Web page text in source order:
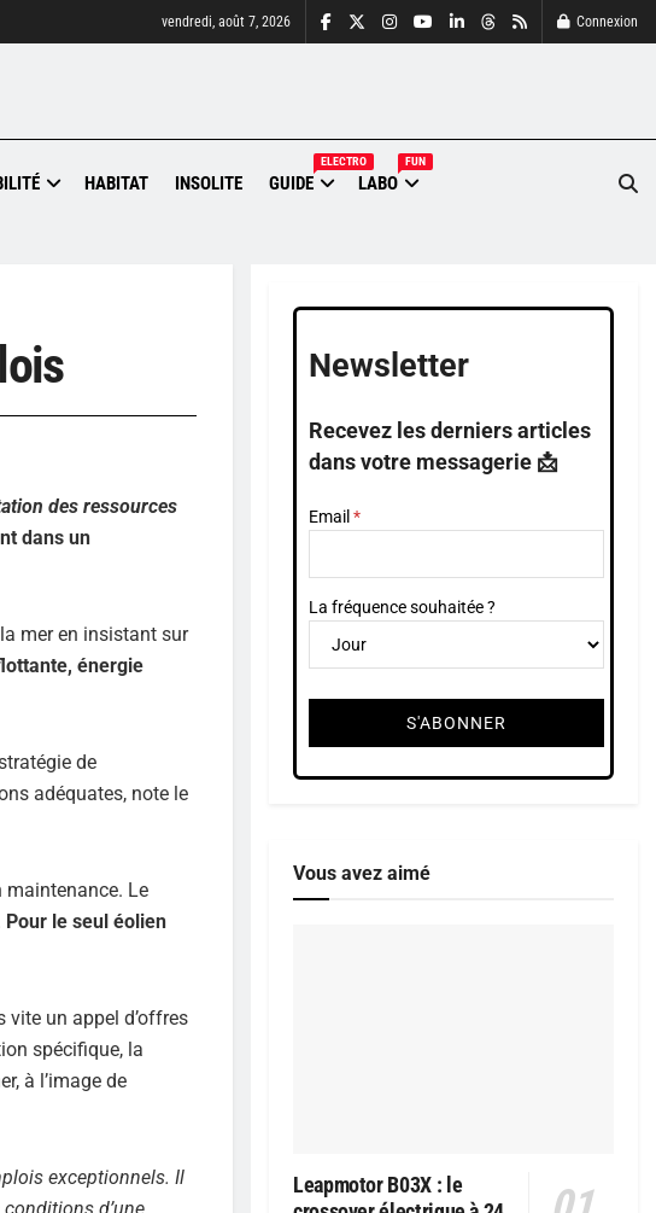
vendredi, août 7, 2026 Connexion
HABITAT INSOLITE GUIDE
ELECTRO
LABO
FUN
des ressources
dans un
mer en insistant sur
énergie
de
adéquates, note le
maintenance. Le
Pour le seul éolien
un appel d’offres
spécifique, la
à l’image de
exceptionnels. Il
Newsletter
Recevez les derniers articles
dans votre messagerie 📩
Email
La fréquence souhaitée ?
Vous avez aimé
Leapmotor B03X : le